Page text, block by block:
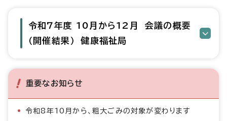
令和7年度 10月から12月 会議の概要
（開催結果） 健康福祉局
重要なお知らせ
令和8年10月から、粗大ごみの対象が変わります